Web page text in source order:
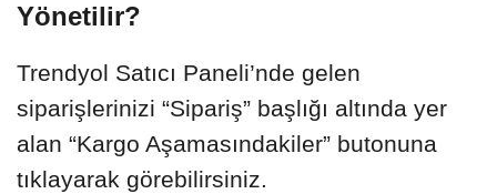
Yönetilir?
Trendyol Satıcı Paneli’nde gelen
siparişlerinizi “Sipariş” başlığı altında yer
alan “Kargo Aşamasındakiler” butonuna
tıklayarak görebilirsiniz.